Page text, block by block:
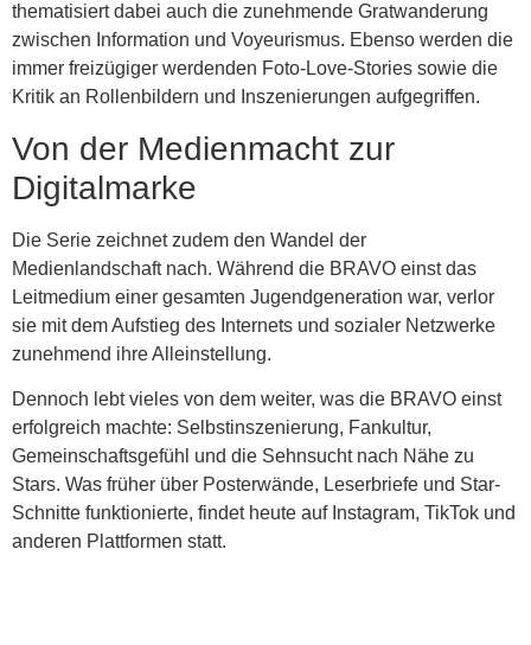
thematisiert dabei auch die zunehmende Gratwanderung
zwischen Information und Voyeurismus. Ebenso werden die
immer freizügiger werdenden Foto-Love-Stories sowie die
Kritik an Rollenbildern und Inszenierungen aufgegriffen.
Von der Medienmacht zur
Digitalmarke
Die Serie zeichnet zudem den Wandel der
Medienlandschaft nach. Während die BRAVO einst das
Leitmedium einer gesamten Jugendgeneration war, verlor
sie mit dem Aufstieg des Internets und sozialer Netzwerke
zunehmend ihre Alleinstellung.
Dennoch lebt vieles von dem weiter, was die BRAVO einst
erfolgreich machte: Selbstinszenierung, Fankultur,
Gemeinschaftsgefühl und die Sehnsucht nach Nähe zu
Stars. Was früher über Posterwände, Leserbriefe und Star-
Schnitte funktionierte, findet heute auf Instagram, TikTok und
anderen Plattformen statt.